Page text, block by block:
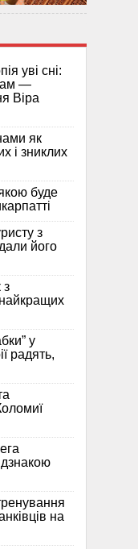
уві сні:
—
Віра
як
і зниклих
буде
з
його
з
у
радять,
на